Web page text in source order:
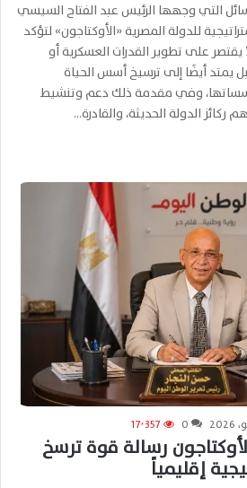
التي وجهها الرئيس عبد الفتاح السيسي
للدولة المصرية «الأوكتاجون» لتؤكد
يقتصر على تطوير القدرات العسكرية أو
بل يمتد أيضًا إلى ترسيخ أسس الحياة
وفي مقدمة ذلك دعم وتنشيط
ركائز الدولة الحديثة، والقادرة…
0 17٬357
رسالة قوة ترسخ
إقليمياً